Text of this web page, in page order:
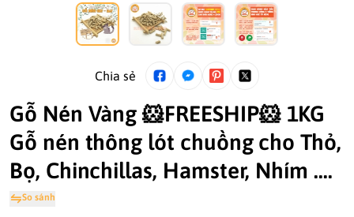
Chia sẻ
Gỗ Nén Vàng 🐹FREESHIP🐹 1KG
Gỗ nén thông lót chuồng cho Thỏ,
Bọ, Chinchillas, Hamster, Nhím ....
So sánh